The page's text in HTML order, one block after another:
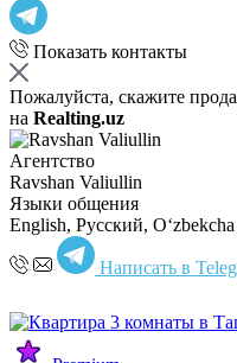
Показать контакты
Пожалуйста, скажите
на Realting.uz
Агентство
Ravshan Valiullin
Языки общения
English, Русский, Oʻzbekcha
Написать в